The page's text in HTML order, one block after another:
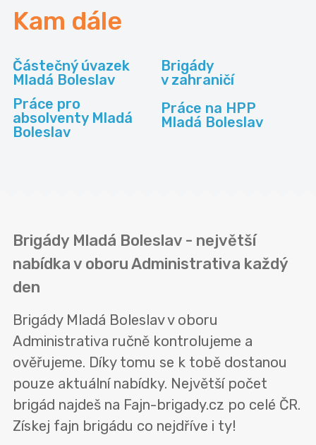
Kam dále
Částečný úvazek
Mladá Boleslav
Brigády
v zahraničí
Práce pro
absolventy Mladá
Boleslav
Práce na HPP
Mladá Boleslav
Brigády Mladá Boleslav - největší
nabídka v oboru Administrativa každý
den
Brigády Mladá Boleslav v oboru
Administrativa ručně kontrolujeme a
ověřujeme. Díky tomu se k tobě dostanou
pouze aktuální nabídky. Největší počet
brigád najdeš na Fajn-brigady.cz po celé ČR.
Získej fajn brigádu co nejdříve i ty!